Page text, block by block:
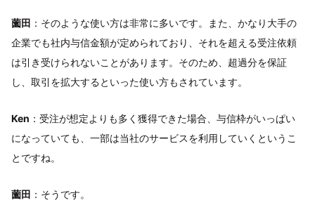
薗田 ：そのような使い方は非常に多いです。また、かなり大手の
企業でも社内与信金額が定められており、それを超える受注依頼
は引き受けられないことがあります。そのため、超過分を保証
し、取引を拡大するといった使い方もされています。
Ken ：受注が想定よりも多く獲得できた場合、与信枠がいっぱい
になっていても、一部は当社のサービスを利用していくというこ
とですね。
薗田 ：そうです。